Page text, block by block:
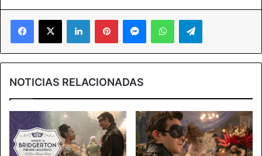
Facebook
X LinkedInPinterestMessengerWhatsAppTelegram
NOTICIAS RELACIONADAS